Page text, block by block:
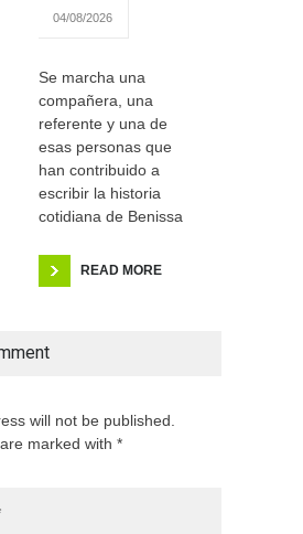
04/08/2026
Se marcha una
compañera, una
referente y una de
esas personas que
han contribuido a
escribir la historia
cotidiana de Benissa
READ MORE
will not be published.
marked with *